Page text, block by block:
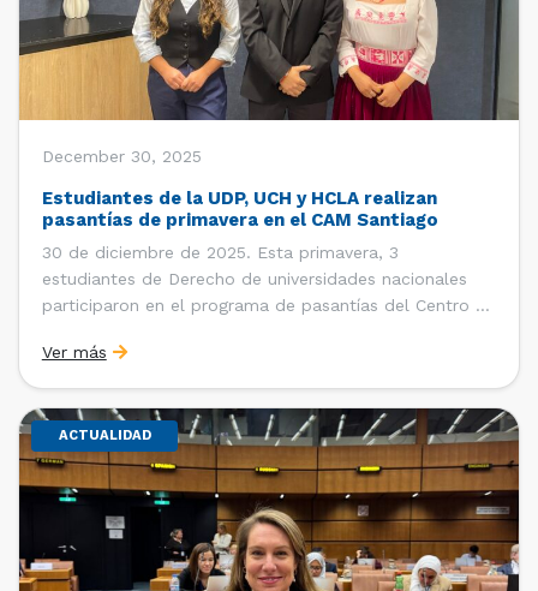
December 30, 2025
Estudiantes de la UDP, UCH y HCLA realizan
pasantías de primavera en el CAM Santiago
30 de diciembre de 2025. Esta primavera, 3
estudiantes de Derecho de universidades nacionales
participaron en el programa de pasantías del Centro de
de Santiago (CCS). Entre el 3 de noviembre y el 30 de
diciembre realizaron su pasantía Ingrid Ivania […]
Ver más
ACTUALIDAD